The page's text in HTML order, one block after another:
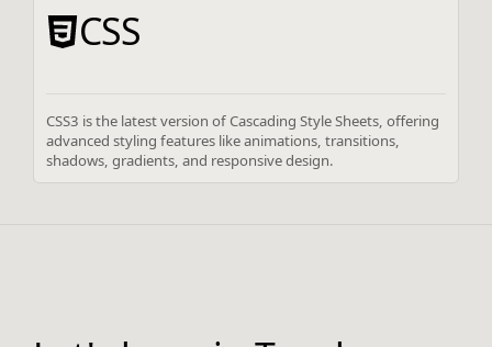
CSS
CSS3 is the latest version of Cascading Style Sheets, offering
advanced styling features like animations, transitions,
shadows, gradients, and responsive design.